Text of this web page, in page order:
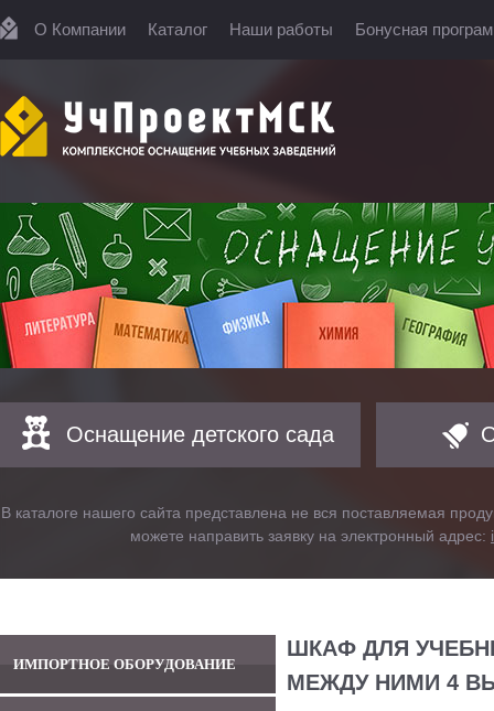
О Компании Каталог Наши работы Бонусная
Оснащение детского сада
В каталоге нашего сайта представлена не вся поставляемая
можете направить заявку на электронный адрес:
ИМПОРТНОЕ ОБОРУДОВАНИЕ
ШКАФ ДЛЯ
МЕЖДУ НИМИ 4